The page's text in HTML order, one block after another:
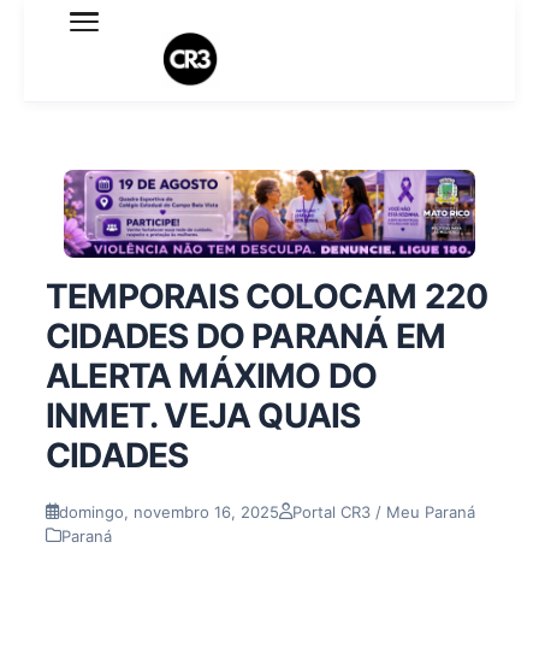
Expediente
Termo de Uso
Sobre o blog
TEMPORAIS COLOCAM 220
CIDADES DO PARANÁ EM
ALERTA MÁXIMO DO
INMET. VEJA QUAIS
CIDADES
domingo, novembro 16, 2025
Portal CR3 / Meu Paraná
Paraná